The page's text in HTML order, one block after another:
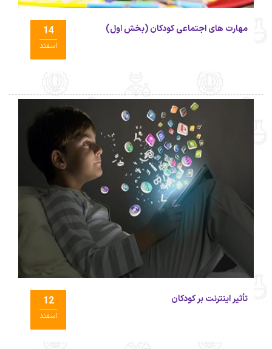
14
اسفند
مهارت های اجتماعی کودکان (بخش اول)
12
اسفند
تأثیر اینترنت بر کودکان